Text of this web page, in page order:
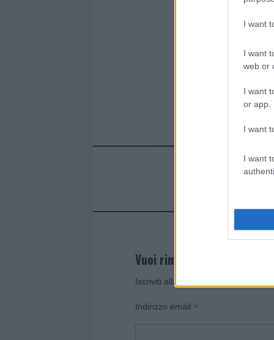
I want
I want
web or
I want
or app.
I want
I want
Vuoi rimanere sempre
Iscriviti alla newsletter di Gallura
Indirizzo email *